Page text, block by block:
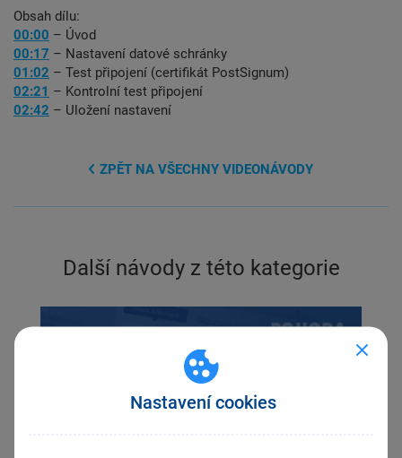
Nastavení cookies
Obsah dílu:
00:00 – Úvod
00:17 – Nastavení datové schránky
01:02 – Test připojení (certifikát PostSignum)
02:21 – Kontrolní test připojení
02:42 – Uložení nastavení
ZPĚT NA VŠECHNY VIDEONÁVODY
Další návody z této kategorie